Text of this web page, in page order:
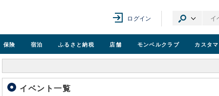
ログイン
保険 宿泊 ふるさと納税 店舗 モンベルクラブ カスタ
イベント一覧